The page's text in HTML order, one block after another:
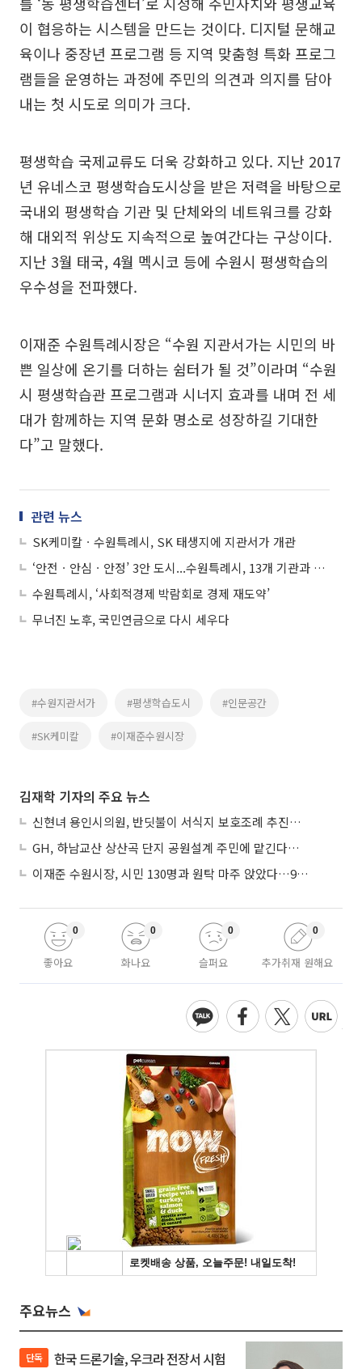
이 협응하는 시스템을 만드는 것이다. 디지털 문해교
육이나 중장년 프로그램 등 지역 맞춤형 특화 프로그
램들을 운영하는 과정에 주민의 의견과 의지를 담아
내는 첫 시도로 의미가 크다.
평생학습 국제교류도 더욱 강화하고 있다. 지난 2017
년 유네스코 평생학습도시상을 받은 저력을 바탕으로
국내외 평생학습 기관 및 단체와의 네트워크를 강화
해 대외적 위상도 지속적으로 높여간다는 구상이다.
지난 3월 태국, 4월 멕시코 등에 수원시 평생학습의
우수성을 전파했다.
이재준 수원특례시장은 “수원 지관서가는 시민의 바
쁜 일상에 온기를 더하는 쉼터가 될 것”이라며 “수원
시 평생학습관 프로그램과 시너지 효과를 내며 전 세
대가 함께하는 지역 문화 명소로 성장하길 기대한
다”고 말했다.
관련 뉴스
SK케미칼ㆍ수원특례시, SK 태생지에 지관서가 개관
‘안전ㆍ안심ㆍ안정’ 3안 도시...수원특례시, 13개 기관과 협력체계 강화
수원특례시, ‘사회적경제 박람회로 경제 재도약’
무너진 노후, 국민연금으로 다시 세우다
#수원지관서가 #평생학습도시 #인문공간
#SK케미칼 #이재준수원시장
김재학 기자의 주요 뉴스
신현녀 용인시의원, 반딧불이 서식지 보호조례 추진…"개발과 생태 조화"
GH, 하남교산 상산곡 단지 공원설계 주민에 맡긴다…5만㎡ 녹지
이재준 수원시장, 시민 130명과 원탁 마주 앉았다…9월 비전선포 마지막 관문
좋아요
0
화나요
0
슬퍼요
0
추가취재 원해요
0
주요뉴스
단독